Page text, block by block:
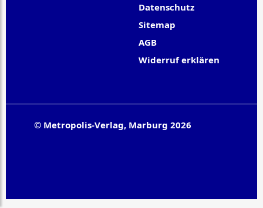
Datenschutz
Sitemap
AGB
Widerruf erklären
© Metropolis-Verlag, Marburg 2026